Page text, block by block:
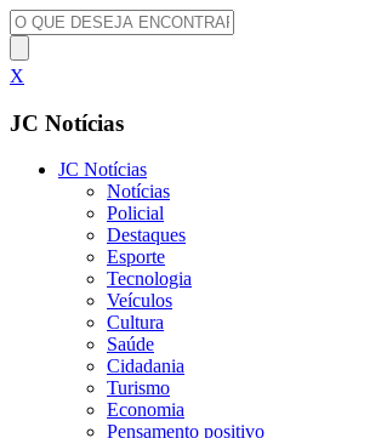
X
JC Notícias
JC Notícias
Notícias
Policial
Destaques
Esporte
Tecnologia
Veículos
Cultura
Saúde
Cidadania
Turismo
Economia
Pensamento positivo